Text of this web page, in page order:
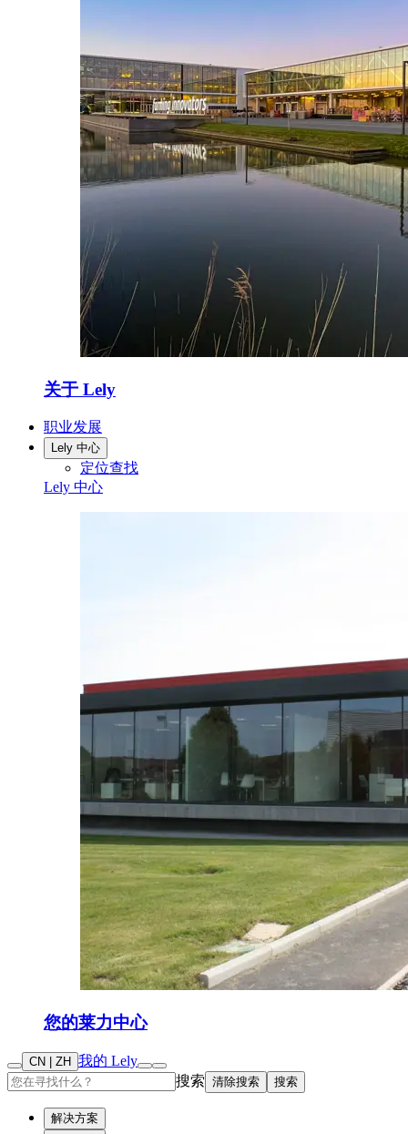
关于 Lely
职业发展
Lely 中心
定位查找
Lely 中心
您的莱力中心
CN | ZH 我的 Lely
搜索 清除搜索 搜索
解决方案